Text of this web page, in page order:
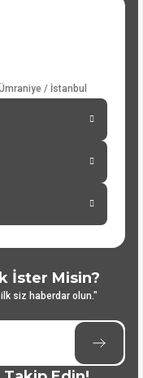
/ İstanbul
İster Misin?
siz haberdar olun."